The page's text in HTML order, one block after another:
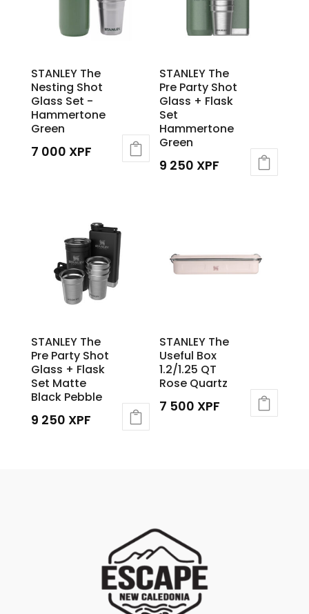
STANLEY The
Nesting Shot
Glass Set -
Hammertone
Green
7 000 XPF
STANLEY The
Pre Party Shot
Glass + Flask
Set
Hammertone
Green
9 250 XPF
STANLEY The
Pre Party Shot
Glass + Flask
Set Matte
Black Pebble
9 250 XPF
STANLEY The
Useful Box
1.2/1.25 QT
Rose Quartz
7 500 XPF